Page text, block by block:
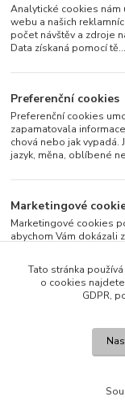
Analytické cookies nám
webu a našich
počet návštěv a zdroje
Data získaná pomocí
Preferenční cookies
Preferenční cookies
zapamatovala
chová nebo jak vypadá.
jazyk, měna, oblíbené
Marketingové
Marketingové cookies
abychom Vám dokázali
subjektů. To je možn...
Souhlasím
Tato stránka
o cookies
GDPR,